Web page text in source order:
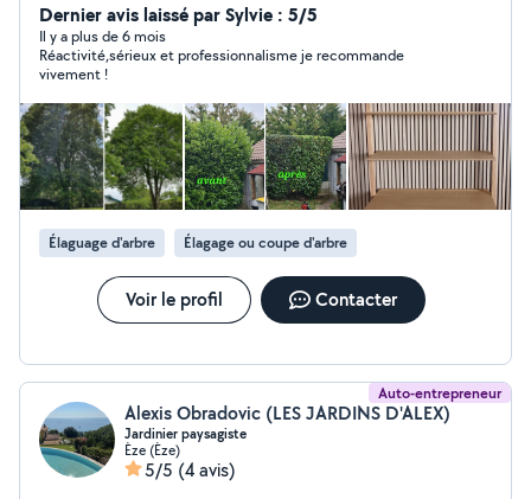
descente d'eau pluviale, entretien ou nettoyage de
goulotte en toiture ,tout travaux inaccessible en hauteur
variés ... purges de maçonnerie qui peu tomber,
problèmes d'infiltration, fissures, maçonnerie, peinture
Mais aussi des travaux de plein pied en intérieur ou
extérieur, carrelage peinture, maçonnerie problème
d'infiltration, peinture d'intérieur, carrelage, cloisons,
plaquo , et petit service comme montage de meubles
en kit ou petit bricolage
Dernier avis laissé par Sylvie : 5/5
Il y a plus de 6 mois
Réactivité,sérieux et professionnalisme je recommande
vivement !
Élaguage d'arbre Élagage ou coupe d'arbre
Voir le profil Contacter
Auto-entrepreneur
Alexis Obradovic (LES JARDINS D'ALEX)
Jardinier paysagiste
Èze (Èze)
5/5 (4 avis)